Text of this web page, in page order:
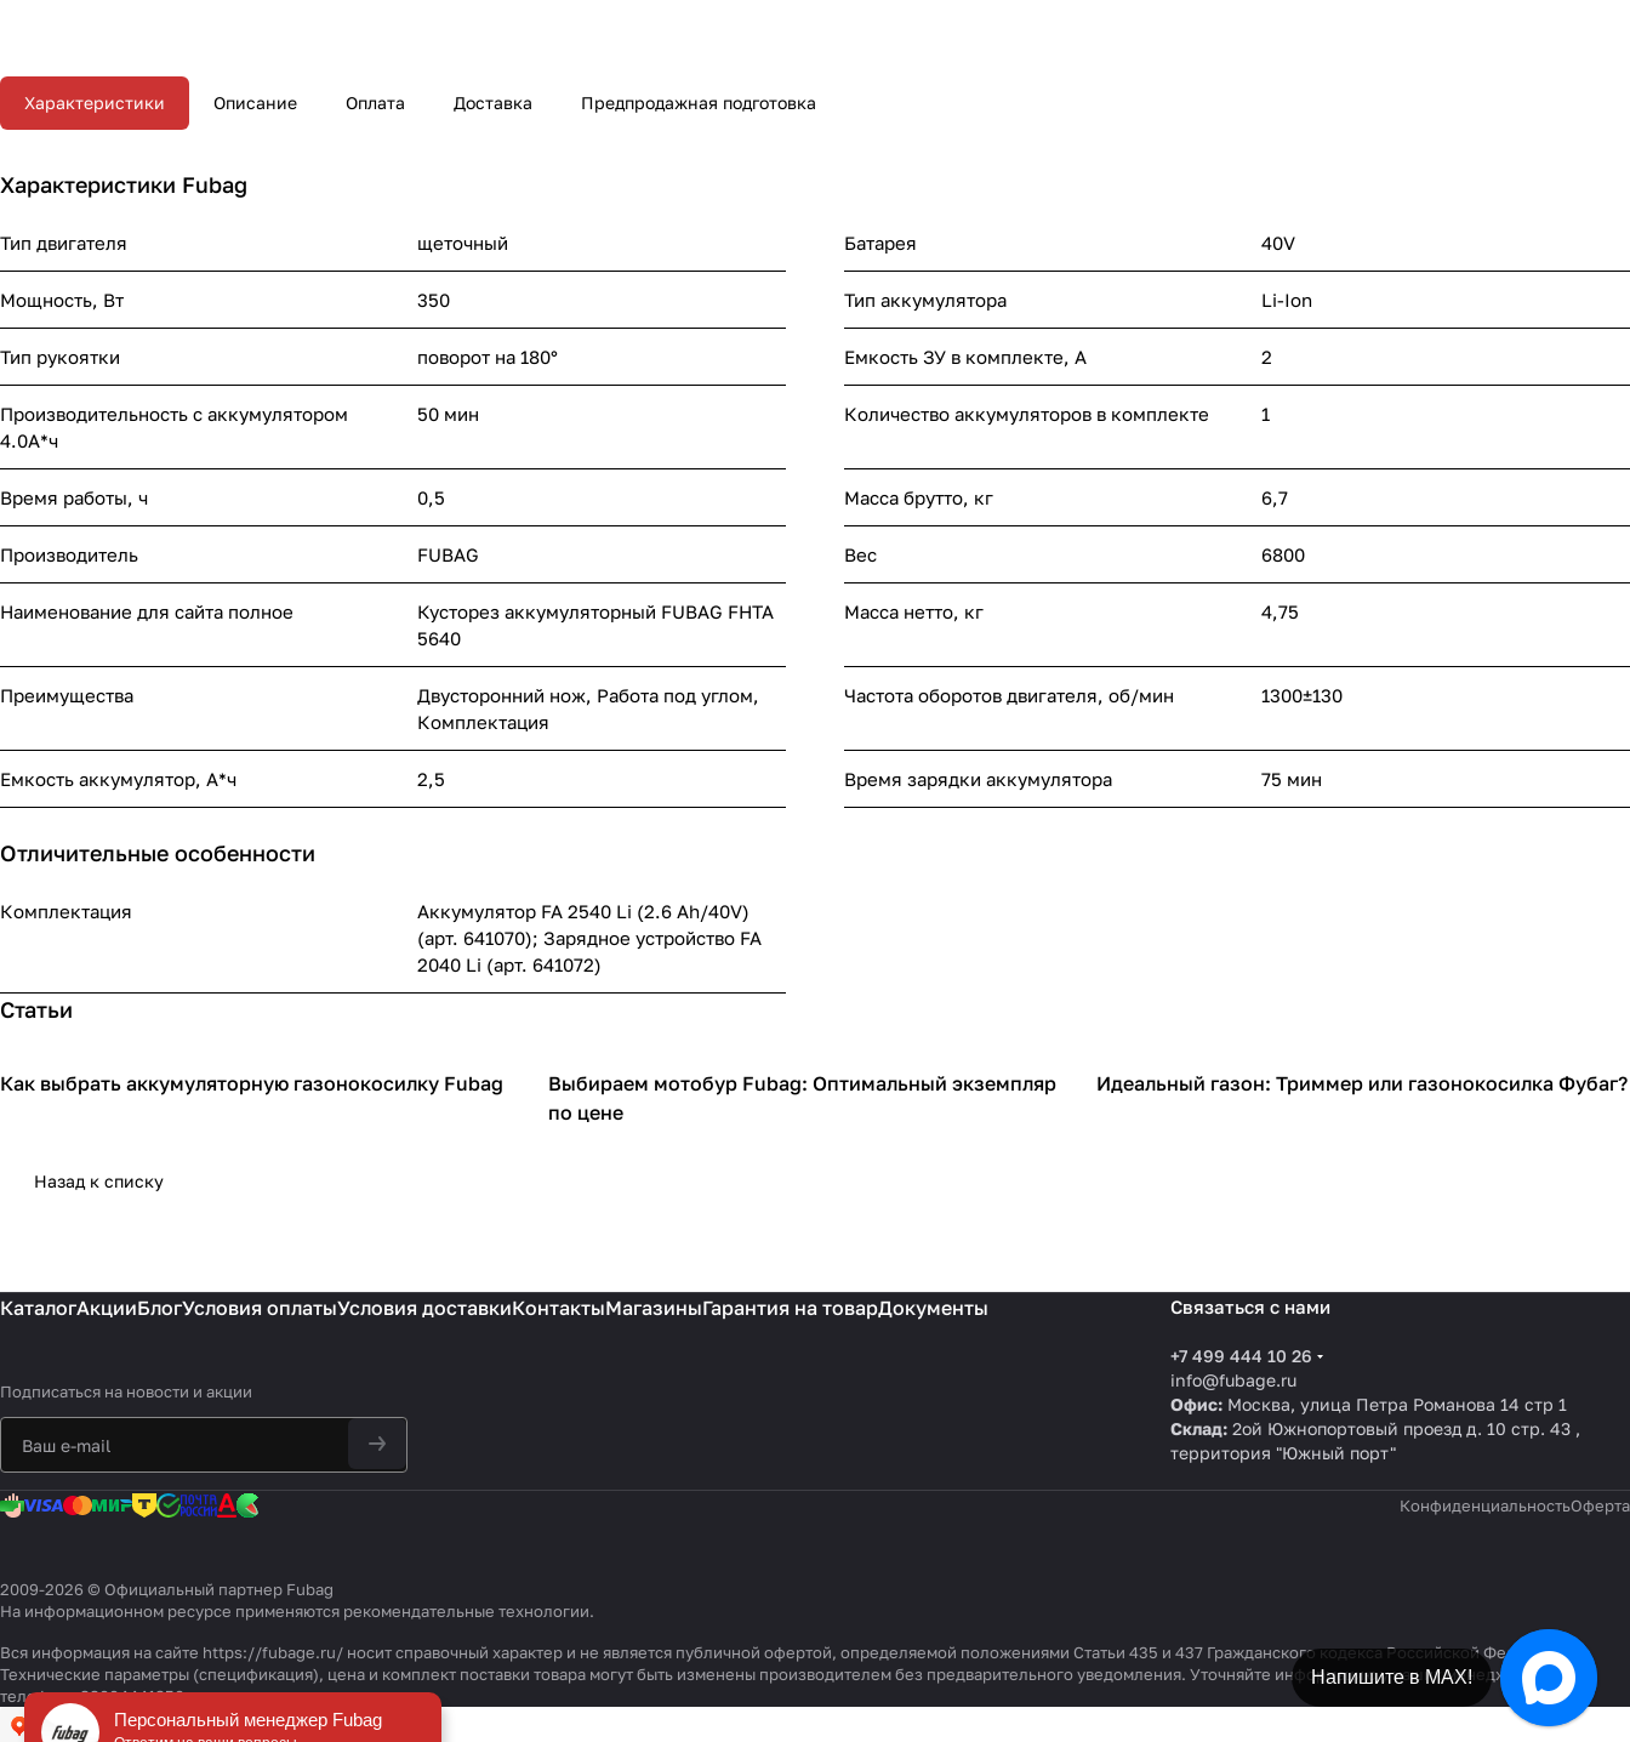
Характеристики Описание Оплата Доставка Предпродажная подготовка
Характеристики Fubag
Тип двигателя щеточный Батарея 40V
Мощность, Вт 350 Тип аккумулятора Li-Ion
Тип рукоятки поворот на 180° Емкость ЗУ в комплекте, A 2
Производительность с аккумулятором
4.0А*ч
50 мин Количество аккумуляторов в комплекте 1
Время работы, ч 0,5 Масса брутто, кг 6,7
Производитель FUBAG Вес 6800
Наименование для сайта полное
Кусторез аккумуляторный FUBAG FHTA
5640
Масса нетто, кг 4,75
Преимущества
Двусторонний нож, Работа под углом,
Комплектация
Частота оборотов двигателя, об/мин 1300±130
Емкость аккумулятор, А*ч 2,5 Время зарядки аккумулятора 75 мин
Отличительные особенности
Комплектация
Аккумулятор FA 2540 Li (2.6 Ah/40V)
(арт. 641070); Зарядное устройство FA
2040 Li (арт. 641072)
Статьи
Садовая техника
Как выбрать аккумуляторную газонокосилку Fubag Садовая техника
Выбираем мотобур Fubag: Оптимальный экземпляр
по цене
Садовая техника
Идеальный газон: Триммер или газонокосилка Фубаг?
Назад к списку
КаталогАкцииБлогУсловия оплатыУсловия доставкиКонтактыМагазиныГарантия на товарДокументы
Подписаться на новости и акции
Связаться с нами
+7 499 444 10 26
info@fubage.ru
Офис:Москва, улица Петра Романова 14 стр 1
Склад:2ой Южнопортовый проезд д. 10 стр. 43 ,
территория "Южный порт"
КонфиденциальностьОферта
2009-2026 © Официальный партнер Fubag
На информационном ресурсе применяются рекомендательные технологии.
Вся информация на сайте https://fubage.ru/ носит справочный характер и не является публичной офертой, определяемой положениями Статьи 435 и 437 Гражданского кодекса Российской Федерации.
Технические параметры (спецификация), цена и комплект поставки товара могут быть изменены производителем без предварительного уведомления. Уточняйте информацию у наших менеджеров по
телефону 88004441850
Персональный менеджер Fubag
Напишите в МАХ!